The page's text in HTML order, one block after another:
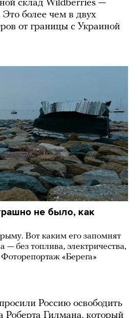
склад Wildberries —
Это более чем в двух
от границы с Украиной
не было, как
Вот каким его запомнят
— без топлива, электричества,
«Берега»
Россию освободить
Роберта Гилмана, который